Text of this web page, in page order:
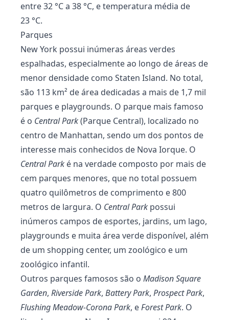
entre 32 °C a 38 °C, e temperatura média de
23 °C.
Parques
New York possui inúmeras áreas verdes
espalhadas, especialmente ao longo de áreas de
menor densidade como Staten Island. No total,
são 113 km² de área dedicadas a mais de 1,7 mil
parques e playgrounds. O parque mais famoso
é o Central Park(Parque Central), localizado no
centro de Manhattan, sendo um dos pontos de
interesse mais conhecidos de Nova Iorque. O
Central Park é na verdade composto por mais de
cem parques menores, que no total possuem
quatro quilômetros de comprimento e 800
metros de largura. O Central Park possui
inúmeros campos de esportes, jardins, um lago,
playgrounds e muita área verde disponível, além
de um shopping center, um zoológico e um
zoológico infantil.
Outros parques famosos são o Madison Square
Garden, Riverside Park, Battery Park, Prospect Park,
Flushing Meadow-Corona Park, eForest Park. O